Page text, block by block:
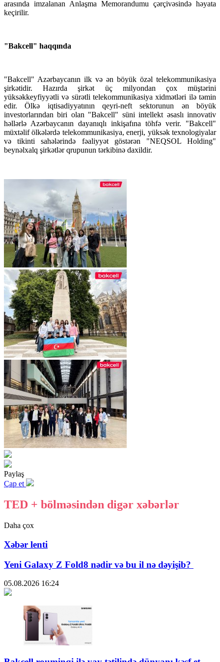
arasında imzalanan Anlaşma Memorandumu çərçivəsində həyata
keçirilir.
"Bakcell" haqqında
"Bakcell" Azərbaycanın ilk və ən böyük özəl telekommunikasiya
şirkətidir. Hazırda şirkət üç milyondan çox müştərini
yüksəkkeyfiyyətli və sürətli telekommunikasiya xidmətləri ilə təmin
edir. Ölkə iqtisadiyyatının qeyri-neft sektorunun ən böyük
investorlarından biri olan "Bakcell" süni intellekt əsaslı innovativ
həllərlə Azərbaycanın dayanıqlı inkişafına töhfə verir. "Bakcell"
müxtəlif ölkələrdə telekommunikasiya, enerji, yüksək texnologiyalar
və tikinti sahələrində fəaliyyət göstərən "NEQSOL Holding"
beynəlxalq şirkətlər qrupunun tərkibinə daxildir.
Paylaş
Çap et
TED + bölməsindən digər xəbərlər
Daha çox
Xəbər lenti
Yeni Galaxy Z Fold8 nədir və bu il nə dəyişib?
05.08.2026 16:24